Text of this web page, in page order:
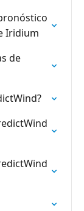
Iridium
de